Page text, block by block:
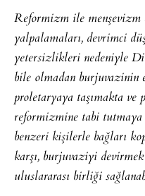
Reformizm ile menşevizm
yalpalamaları, devrimci
yetersizlikleri nedeniyle
bile olmadan
proletaryaya taşımakta ve
reformizmine tabi tutmaya
benzeri kişilerle bağları
karşı, burjuvaziyi
uluslararası birliği